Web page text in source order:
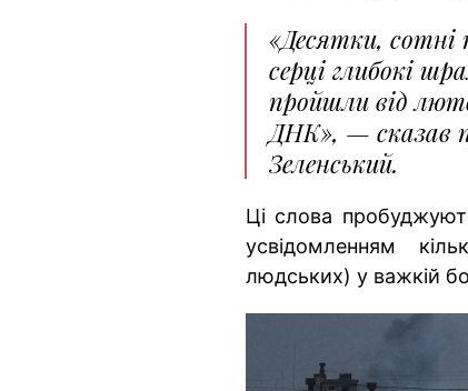
«Десятки,
серці глибокі
пройшли від
ДНК», — сказав
Зеленський.
Ці слова
усвідомленням
людських) у важкій